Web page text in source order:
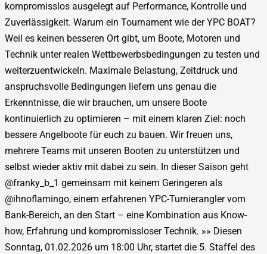
kompromisslos ausgelegt auf Performance, Kontrolle und
Zuverlässigkeit. Warum ein Tournament wie der YPC BOAT?
Weil es keinen besseren Ort gibt, um Boote, Motoren und
Technik unter realen Wettbewerbsbedingungen zu testen und
weiterzuentwickeln. Maximale Belastung, Zeitdruck und
anspruchsvolle Bedingungen liefern uns genau die
Erkenntnisse, die wir brauchen, um unsere Boote
kontinuierlich zu optimieren – mit einem klaren Ziel: noch
bessere Angelboote für euch zu bauen. Wir freuen uns,
mehrere Teams mit unseren Booten zu unterstützen und
selbst wieder aktiv mit dabei zu sein. In dieser Saison geht
@franky_b_1 gemeinsam mit keinem Geringeren als
@ihnoflamingo, einem erfahrenen YPC-Turnierangler vom
Bank-Bereich, an den Start – eine Kombination aus Know-
how, Erfahrung und kompromissloser Technik. »» Diesen
Sonntag, 01.02.2026 um 18:00 Uhr, startet die 5. Staffel des